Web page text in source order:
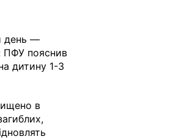
день —
ПФУ пояснив
дитину 1-3
в